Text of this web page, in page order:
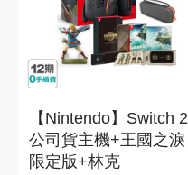
【Nintendo】Switch 2
公司貨主機+王國之淚
限定版+林克